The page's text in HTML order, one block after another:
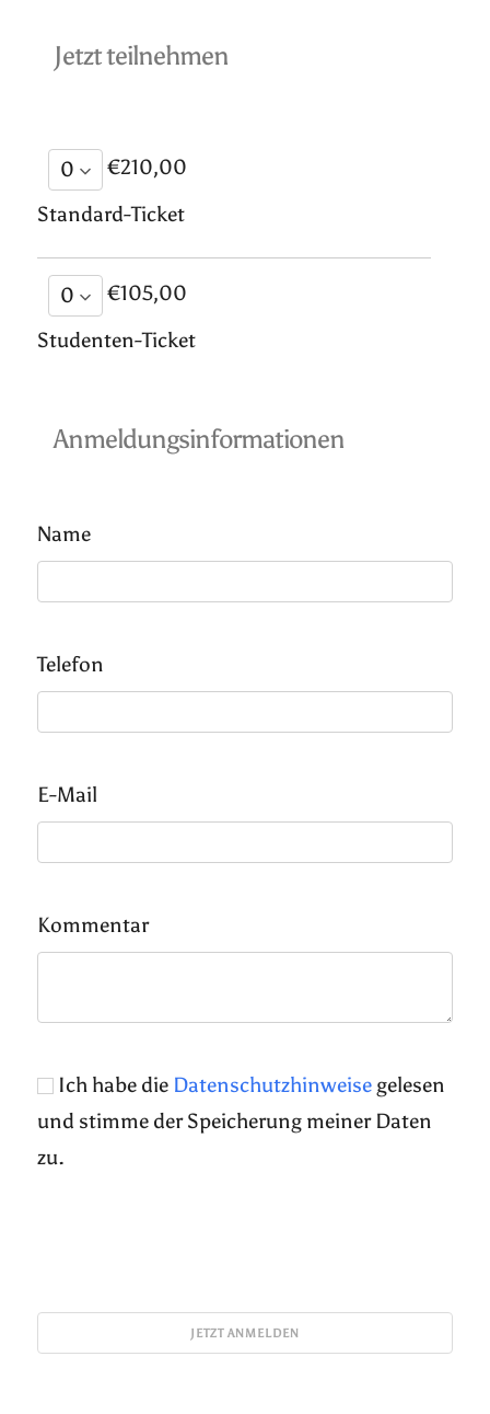
Jetzt teilnehmen
€210,00
Standard-Ticket
€105,00
Studenten-Ticket
Anmeldungsinformationen
Name
Telefon
E-Mail
Kommentar
Ich habe die Datenschutzhinweise gelesen
und stimme der Speicherung meiner Daten
zu.